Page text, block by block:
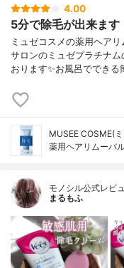
4.00
5分で除毛が出来ます
ミュゼコスメの薬用ヘア
サロンのミュゼプラチナ
おります✨お風呂ででき
MUSEE COSME(
薬用ヘアリムーバ
モノシル公式レビ
まるもふ